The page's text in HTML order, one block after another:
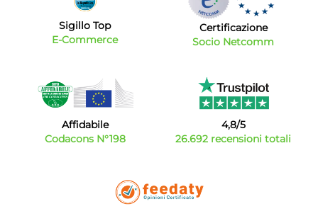
Sigillo Top
E-Commerce
Certificazione
Socio Netcomm
Affidabile
Codacons N°198
4,8/5
26.692 recensioni totali